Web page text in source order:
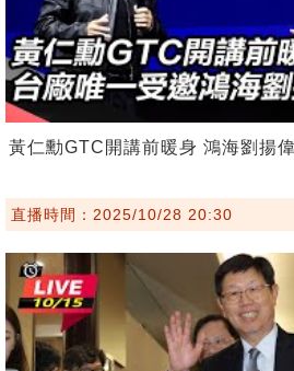
黃仁勳GTC開講前暖身 鴻海劉揚
直播時間：2025/10/28 20:30